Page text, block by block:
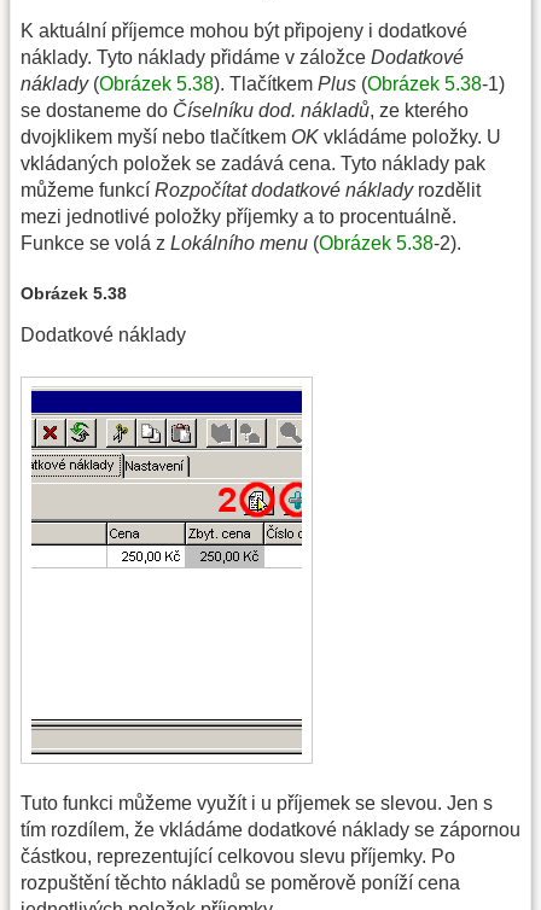
K aktuální příjemce mohou být připojeny i dodatkové
náklady. Tyto náklady přidáme v záložce Dodatkové
náklady(Obrázek 5.38). Tlačítkem Plus (Obrázek 5.38-1)
se dostaneme do Číselníku dod. nákladů, ze kterého
dvojklikem myší nebo tlačítkem OK vkládáme položky. U
vkládaných položek se zadává cena. Tyto náklady pak
můžeme funkcí Rozpočítat dodatkové nákladyrozdělit
mezi jednotlivé položky příjemky a to procentuálně.
Funkce se volá z Lokálního menu (Obrázek 5.38-2).
Obrázek 5.38
Dodatkové náklady
Tuto funkci můžeme využít i u příjemek se slevou. Jen s
tím rozdílem, že vkládáme dodatkové náklady se zápornou
částkou, reprezentující celkovou slevu příjemky. Po
rozpuštění těchto nákladů se poměrově poníží cena